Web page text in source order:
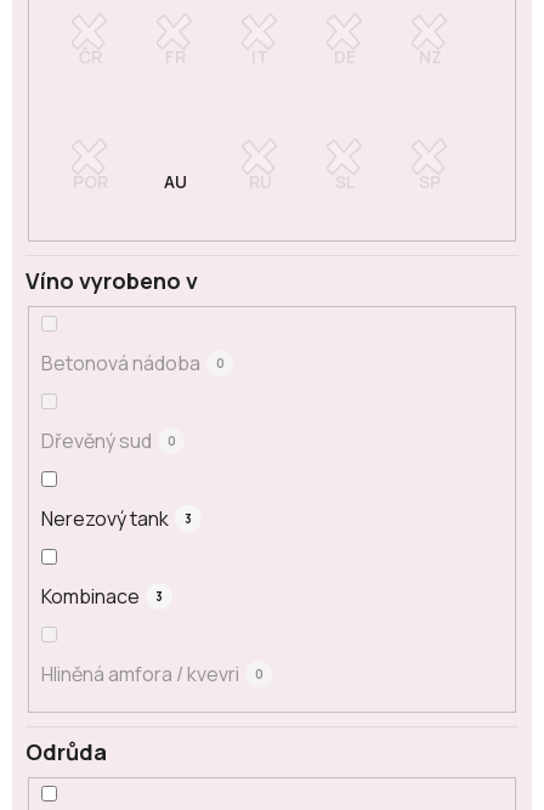
Odrůda
Víno vyrobeno v
Betonová nádoba 0
Dřevěný sud 0
Nerezový tank 3
Kombinace 3
Hliněná amfora / kvevri 0